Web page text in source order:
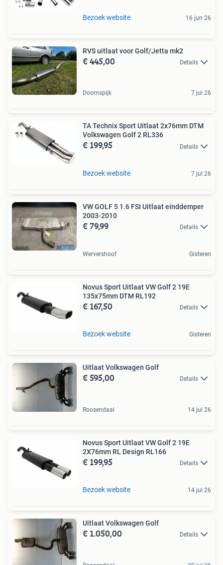
Bezoek website 16 jun 26
RVS uitlaat voor Golf/Jetta mk2
€ 445,00 Details
Doornspijk 7 jul 26
TA Technix Sport Uitlaat 2x76mm DTM
Volkswagen Golf 2 RL336
€ 199,95 Details
Bezoek website 7 jul 26
VW GOLF 5 1.6 FSI Uitlaat einddemper
2003-2010
€ 79,99 Details
Wervershoof Gisteren
Novus Sport Uitlaat VW Golf 2 19E
135x75mm DTM RL192
€ 167,50 Details
Bezoek website Gisteren
Uitlaat Volkswagen Golf
€ 595,00 Details
Roosendaal 14 jul 26
Novus Sport Uitlaat VW Golf 2 19E
2X76mm RL Design RL166
€ 199,95 Details
Bezoek website 14 jul 26
Uitlaat Volkswagen Golf
€ 1.050,00 Details